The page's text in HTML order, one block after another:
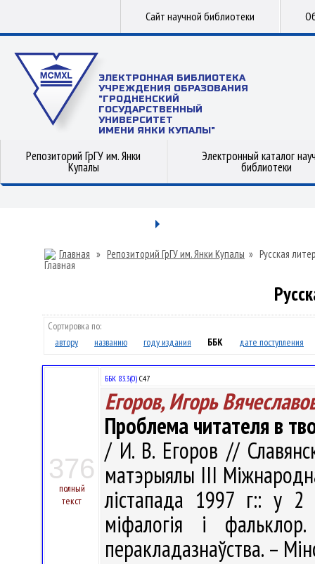
Сайт научной библиотеки
ЭЛЕКТРОННАЯ БИБЛИОТЕКА
УЧРЕЖДЕНИЯ ОБРАЗОВАНИЯ
"ГРОДНЕНСКИЙ
ГОСУДАРСТВЕННЫЙ
УНИВЕРСИТЕТ
ИМЕНИ ЯНКИ КУПАЛЫ"
Репозиторий ГрГУ им. Янки
Купалы
Электронный каталог
библиотеки
Главная » Репозиторий ГрГУ им. Янки Купалы » Русская
Сортировка по:
автору
названию году издания ББК дате поступления
376
полный
текст
ББК 83.3(0) С47
Егоров, Игорь
Проблема читателя в
/ И. В. Егоров //
матэрыялы III
лістапада 1997 г:: у 2
міфалогія і
перакладазнаўства. –